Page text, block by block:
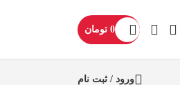
0 تومان
ورود / ثبت نام